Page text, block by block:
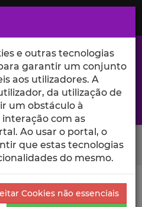
e ciência no Iscte
Diptes C. P. Bhimjee
e outras tecnologias
garantir um conjunto
aos utilizadores. A
da utilização de
um obstáculo à
com as
Ao usar o portal, o
que estas tecnologias
do mesmo.
Cookies não essenciais